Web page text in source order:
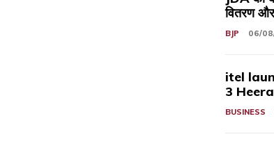
वितरण और
BJP 06/
itel
3 Heera
BUSINESS